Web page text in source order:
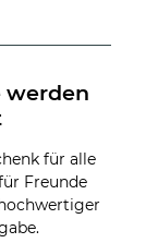
werden
für alle
Freunde